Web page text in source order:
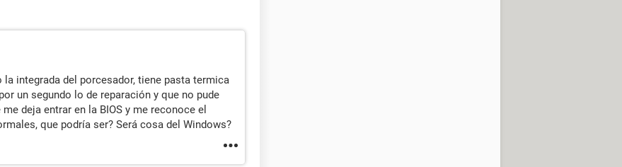
integrada del porcesador, tiene pasta termica
un segundo lo de reparación y que no pude
deja entrar en la BIOS y me reconoce el
que podría ser? Será cosa del Windows?